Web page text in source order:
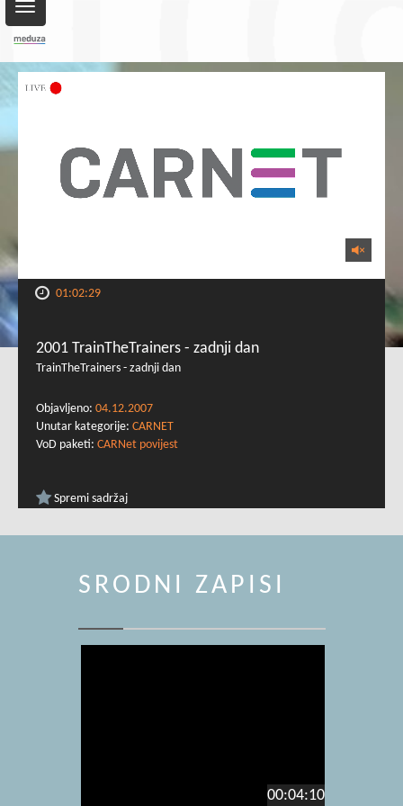
Toggle
navigation
01:02:29
2001 TrainTheTrainers - zadnji dan
TrainTheTrainers - zadnji dan
Objavljeno: 04.12.2007
Unutar kategorije: CARNET
VoD paketi: CARNet povijest
Spremi sadržaj
SRODNI ZAPISI
00:04:10